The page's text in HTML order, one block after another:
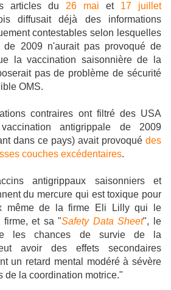
articles du 26 mai et 17 juillet
diffusait déjà des informations
contestables selon lesquelles
de 2009 n'aurait pas provoqué de
la vaccination saisonnière de la
pas de problème de sécurité
OMS.
contraires ont filtré des USA
antigrippale de 2009
dans ce pays) avait provoqué des
couches excédentaires.
antigrippaux saisonniers et
du mercure qui est toxique pour
même de la firme Eli Lilly qui le
firme, et sa "Safety Data Sheet", le
les chances de survie de la
avoir des effets secondaires
un retard mental modéré à sévère
de la coordination motrice."